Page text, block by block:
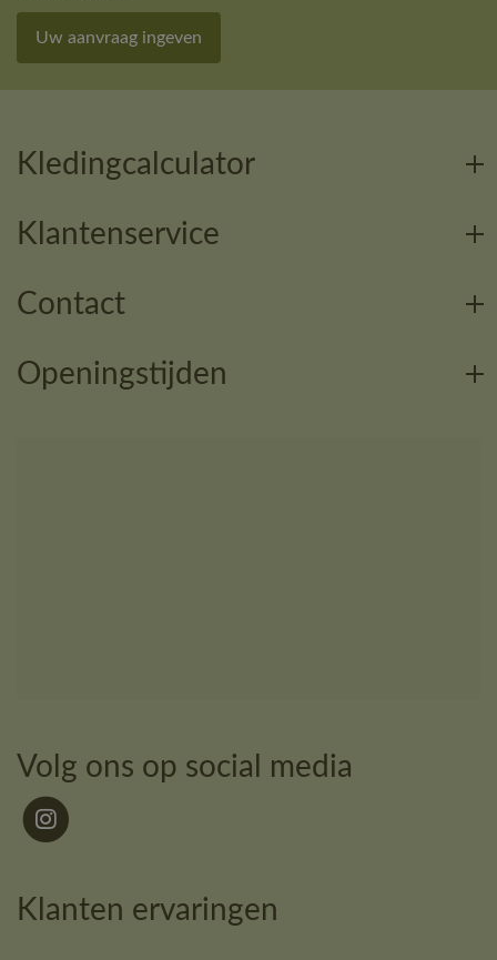
Uw aanvraag ingeven
Kledingcalculator
Klantenservice
Contact
Openingstijden
Volg ons op social media
Klanten ervaringen